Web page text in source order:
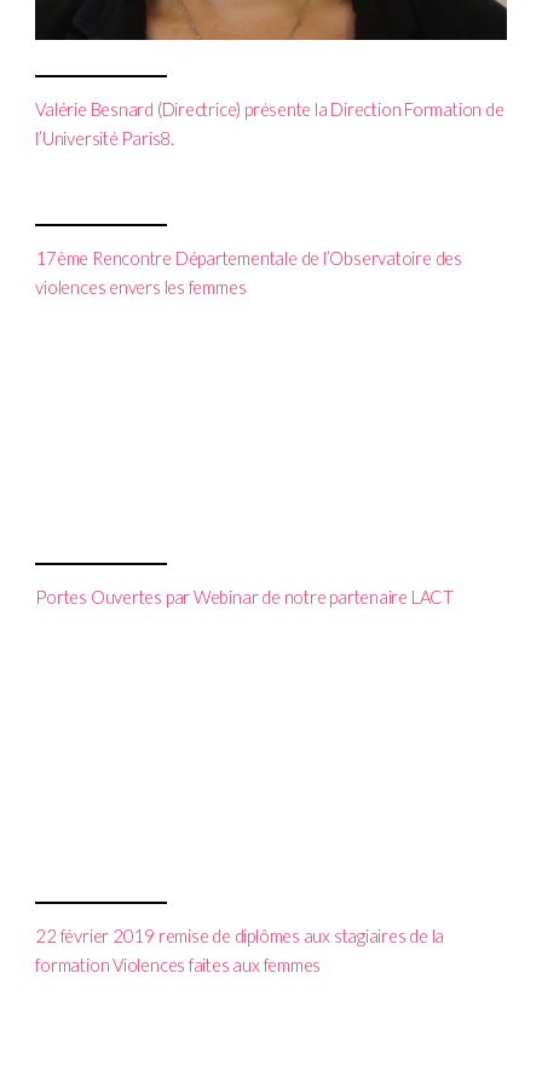
Valérie Besnard (Directrice) présente la Direction Formation de
l’Université Paris8.
17ème Rencontre Départementale de l’Observatoire des
violences envers les femmes
Portes Ouvertes par Webinar de notre partenaire LACT
22 février 2019 remise de diplômes aux stagiaires de la
formation Violences faites aux femmes